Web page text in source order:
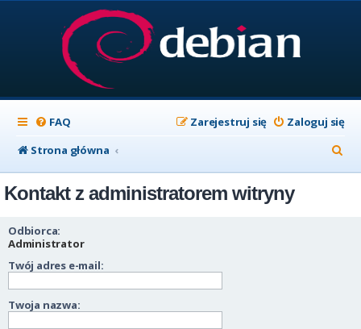
FAQ Zaloguj się
Zarejestruj się
Strona główna
z
Kontakt z administratorem witryny
Odbiorca:
Administrator
Twój adres e-mail:
Twoja nazwa: